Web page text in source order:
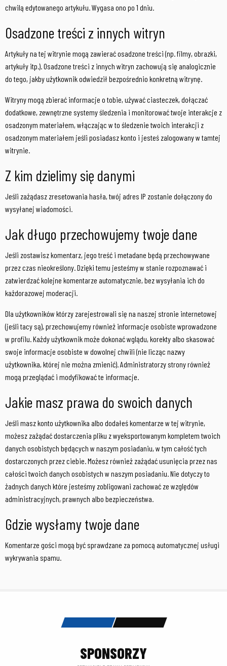
chwilą edytowanego artykułu. Wygasa ono po 1 dniu.
Osadzone treści z innych witryn
Artykuły na tej witrynie mogą zawierać osadzone treści (np. filmy, obrazki,
artykuły itp.). Osadzone treści z innych witryn zachowują się analogicznie
do tego, jakby użytkownik odwiedził bezpośrednio konkretną witrynę.
Witryny mogą zbierać informacje o tobie, używać ciasteczek, dołączać
dodatkowe, zewnętrzne systemy śledzenia i monitorować twoje interakcje z
osadzonym materiałem, włączając w to śledzenie twoich interakcji z
osadzonym materiałem jeśli posiadasz konto i jesteś zalogowany w tamtej
witrynie.
Z kim dzielimy się danymi
Jeśli zażądasz zresetowania hasła, twój adres IP zostanie dołączony do
wysyłanej wiadomości.
Jak długo przechowujemy twoje dane
Jeśli zostawisz komentarz, jego treść i metadane będą przechowywane
przez czas nieokreślony. Dzięki temu jesteśmy w stanie rozpoznawać i
zatwierdzać kolejne komentarze automatycznie, bez wysyłania ich do
każdorazowej moderacji.
Dla użytkowników którzy zarejestrowali się na naszej stronie internetowej
(jeśli tacy są), przechowujemy również informacje osobiste wprowadzone
w profilu. Każdy użytkownik może dokonać wglądu, korekty albo skasować
swoje informacje osobiste w dowolnej chwili (nie licząc nazwy
użytkownika, której nie można zmienić). Administratorzy strony również
mogą przeglądać i modyfikować te informacje.
Jakie masz prawa do swoich danych
Jeśli masz konto użytkownika albo dodałeś komentarze w tej witrynie,
możesz zażądać dostarczenia pliku z wyeksportowanym kompletem twoich
danych osobistych będących w naszym posiadaniu, w tym całość tych
dostarczonych przez ciebie. Możesz również zażądać usunięcia przez nas
całości twoich danych osobistych w naszym posiadaniu. Nie dotyczy to
żadnych danych które jesteśmy zobligowani zachować ze względów
administracyjnych, prawnych albo bezpieczeństwa.
Gdzie wysłamy twoje dane
Komentarze gości mogą być sprawdzane za pomocą automatycznej usługi
wykrywania spamu.
SPONSORZY